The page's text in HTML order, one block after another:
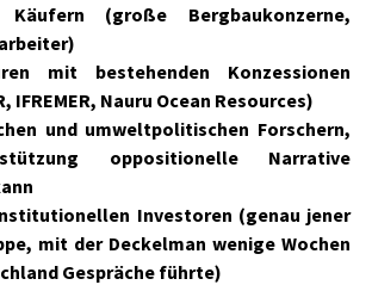
Käufern (große Bergbaukonzerne,
mit bestehenden Konzessionen
IFREMER, Nauru Ocean Resources)
und umweltpolitischen Forschern,
oppositionelle Narrative
Investoren (genau jener
mit der Deckelman wenige Wochen
Gespräche führte)